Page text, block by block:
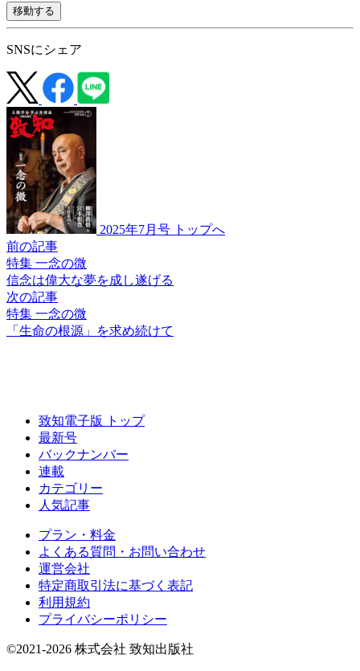
移動する
SNSにシェア
2025年7月号 トップへ
前の記事
特集 一念の微
信念は偉大な夢を成し遂げる
次の記事
特集 一念の微
「生命の根源」を求め続けて
致知電子版 トップ
最新号
バックナンバー
連載
カテゴリー
人気記事
プラン・料金
よくある質問・お問い合わせ
運営会社
特定商取引法に基づく表記
利用規約
プライバシーポリシー
©2021-2026 株式会社 致知出版社